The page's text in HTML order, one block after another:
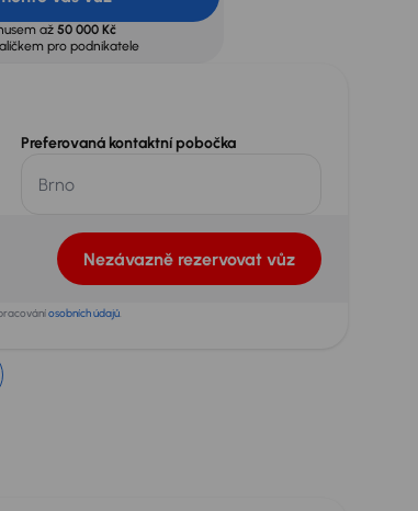
až 50 000 Kč
pro podnikatele
Preferovaná kontaktní pobočka
Nezávazně rezervovat vůz
osobních údajů.